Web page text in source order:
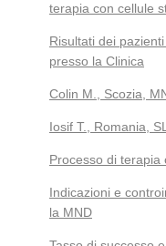
terapia con cellule
Risultati dei
presso la Clinica
Colin M., Scozia,
Iosif T., Romania,
Processo di terapia
Indicazioni e
la MND